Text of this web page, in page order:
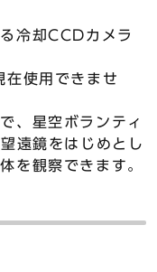
冷却CCDカメラ
在使用できませ
、星空ボランティ
遠鏡をはじめとし
を観察できます。